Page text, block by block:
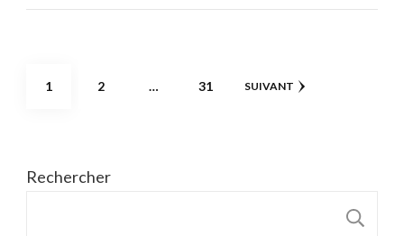
Pagination
PAGE
1 PAGE
2 … PAGE
31 SUIVANT
Rechercher